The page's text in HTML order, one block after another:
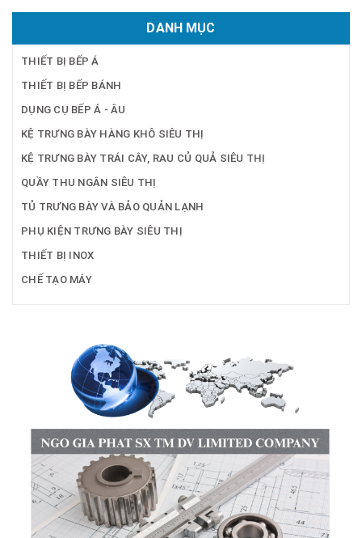
DANH MỤC
THIẾT BỊ BẾP Á
THIẾT BỊ BẾP BÁNH
DỤNG CỤ BẾP Á - ÂU
KỆ TRƯNG BÀY HÀNG KHÔ SIÊU THỊ
KỆ TRƯNG BÀY TRÁI CÂY, RAU CỦ QUẢ SIÊU THỊ
QUẦY THU NGÂN SIÊU THỊ
TỦ TRƯNG BÀY VÀ BẢO QUẢN LẠNH
PHỤ KIỆN TRƯNG BÀY SIÊU THỊ
THIẾT BỊ INOX
CHẾ TẠO MÁY